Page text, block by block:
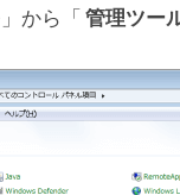
」から「 管理ツー